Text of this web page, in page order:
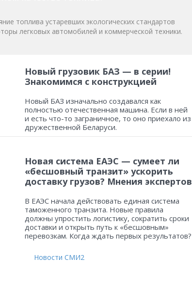
топлива устаревших экологических стандартов
легковых автомобилей и коммерческой техники.
Новый грузовик БАЗ — в серии!
Знакомимся с конструкцией
Новый БАЗ изначально создавался как
полностью отечественная машина. Если в ней
и есть что-то заграничное, то оно приехало из
дружественной Беларуси.
Новая система ЕАЭС — сумеет ли
«бесшовный транзит» ускорить
доставку грузов? Мнения экспертов
В ЕАЭС начала действовать единая система
таможенного транзита. Новые правила
должны упростить логистику, сократить сроки
доставки и открыть путь к «бесшовным»
перевозкам. Когда ждать первых результатов?
Новости СМИ2